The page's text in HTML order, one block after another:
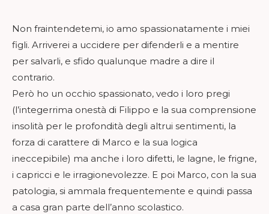
Non fraintendetemi, io amo spassionatamente i miei
figli. Arriverei a uccidere per difenderli e a mentire
per salvarli, e sfido qualunque madre a dire il
contrario.
Però ho un occhio spassionato, vedo i loro pregi
(l’integerrima onestà di Filippo e la sua comprensione
insolità per le profondità degli altrui sentimenti, la
forza di carattere di Marco e la sua logica
ineccepibile) ma anche i loro difetti, le lagne, le frigne,
i capricci e le irragionevolezze. E poi Marco, con la sua
patologia, si ammala frequentemente e quindi passa
a casa gran parte dell’anno scolastico.